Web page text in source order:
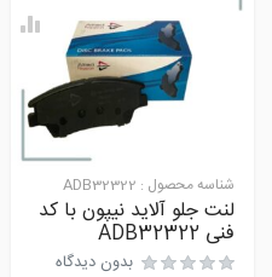
شناسه محصول : ADB32322
لنت جلو آلاید نیپون با کد
فنی ADB32322
بدون دیدگاه